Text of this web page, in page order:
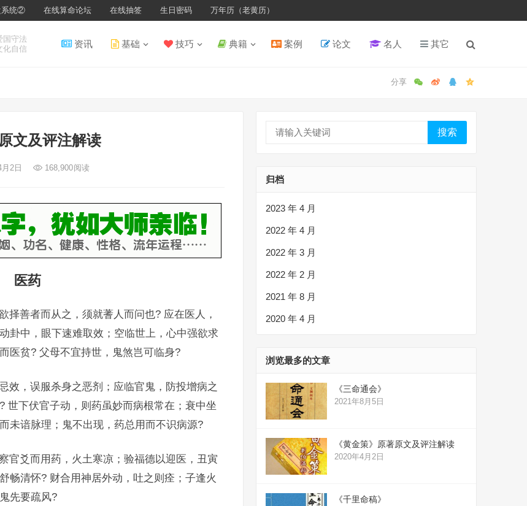
系统② 在线算命论坛 在线抽签 生日密码 万年历（老黄历）
守法
自信
资讯 基础 技巧 典籍 案例 论文 名人 其它
文及评注解读
2日 168,900阅读
医药
择善者而从之，须就蓍人而问也? 应在医人，
卦中，眼下速难取效；空临世上，心中强欲求
医贫? 父母不宜持世，鬼煞岂可临身?
效，误服杀身之恶剂；应临官鬼，防投增病之
世下伏官子动，则药虽妙而病根常在；衰中坐
未谙脉理；鬼不出现，药总用而不识病源?
官爻而用药，火土寒凉；验福德以迎医，丑寅
畅清怀? 财合用神居外动，吐之则痊；子逢火
先要疏风?
搜索
归档
2023 年 4 月
2022 年 4 月
2022 年 3 月
2022 年 2 月
2021 年 8 月
2020 年 4 月
浏览最多的文章
《三命通会》
2021年8月5日
《黄金策》原著原文及评注解读
2020年4月2日
《千里命稿》